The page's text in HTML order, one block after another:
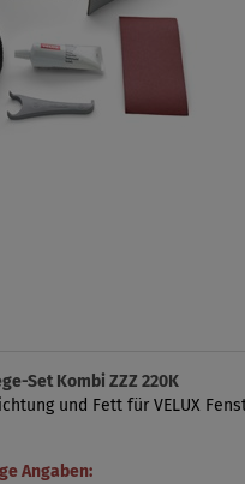
Set Kombi ZZZ 220K
und Fett für VELUX
Angaben: